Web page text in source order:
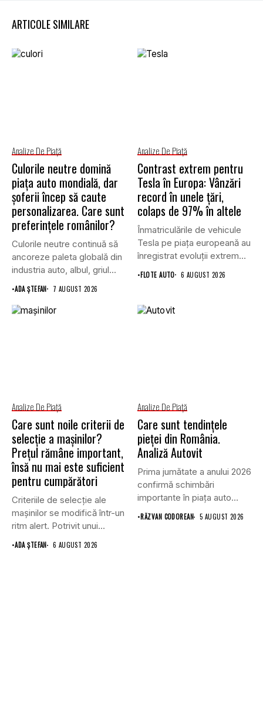
ARTICOLE SIMILARE
Analize De Piață
Culorile neutre domină
piața auto mondială, dar
șoferii încep să caute
personalizarea. Care sunt
preferințele românilor?
Culorile neutre continuă să
ancoreze paleta globală din
industria auto, albul, griul...
•ADA ȘTEFAN 7 AUGUST 2026
Analize De Piață
Contrast extrem pentru
Tesla în Europa: Vânzări
record în unele țări,
colaps de 97% în altele
Înmatriculările de vehicule
Tesla pe piața europeană au
înregistrat evoluții extrem
de...
•FLOTE AUTO 6 AUGUST 2026
Analize De Piață
Care sunt noile criterii de
selecție a mașinilor?
Prețul rămâne important,
însă nu mai este suficient
pentru cumpărători
Criteriile de selecție ale
mașinilor se modifică într-un
ritm alert. Potrivit unui...
•ADA ȘTEFAN 6 AUGUST 2026
Analize De Piață
Care sunt tendințele
pieței din România.
Analiză Autovit
Prima jumătate a anului 2026
confirmă schimbări
importante în piața auto
din...
•RĂZVAN CODOREAN 5 AUGUST 2026